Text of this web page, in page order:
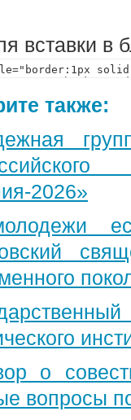
вставки в
также:
2026»
о
вопросы